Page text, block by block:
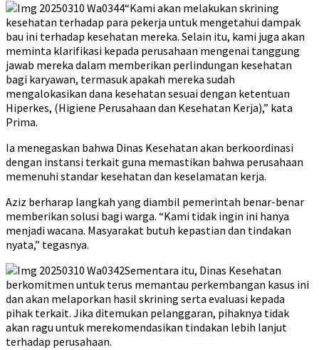
“Kami akan melakukan skrining
kesehatan terhadap para pekerja untuk mengetahui dampak
bau ini terhadap kesehatan mereka. Selain itu, kami juga akan
meminta klarifikasi kepada perusahaan mengenai tanggung
jawab mereka dalam memberikan perlindungan kesehatan
bagi karyawan, termasuk apakah mereka sudah
mengalokasikan dana kesehatan sesuai dengan ketentuan
Hiperkes, (Higiene Perusahaan dan Kesehatan Kerja),” kata
Prima.
Ia menegaskan bahwa Dinas Kesehatan akan berkoordinasi
dengan instansi terkait guna memastikan bahwa perusahaan
memenuhi standar kesehatan dan keselamatan kerja.
Aziz berharap langkah yang diambil pemerintah benar-benar
memberikan solusi bagi warga. “Kami tidak ingin ini hanya
menjadi wacana. Masyarakat butuh kepastian dan tindakan
nyata,” tegasnya.
Sementara itu, Dinas Kesehatan
berkomitmen untuk terus memantau perkembangan kasus ini
dan akan melaporkan hasil skrining serta evaluasi kepada
pihak terkait. Jika ditemukan pelanggaran, pihaknya tidak
akan ragu untuk merekomendasikan tindakan lebih lanjut
terhadap perusahaan.